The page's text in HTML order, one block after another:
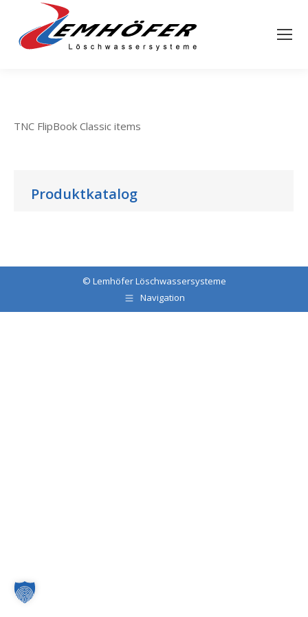
TNC FlipBook Classic items
Produktkatalog
© Lemhöfer Löschwassersysteme
Navigation